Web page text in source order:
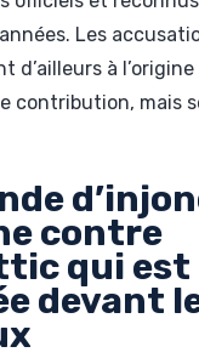
Les
d’ailleurs à
contribution, mais
contre
qui est
devant